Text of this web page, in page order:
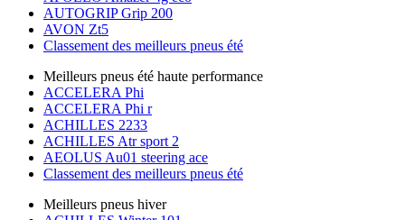
AUTOGRIP Grip 200
AVON Zt5
Classement des meilleurs pneus été
Meilleurs pneus été haute performance
ACCELERA Phi
ACCELERA Phi r
ACHILLES 2233
ACHILLES Atr sport 2
AEOLUS Au01 steering ace
Classement des meilleurs pneus été
Meilleurs pneus hiver